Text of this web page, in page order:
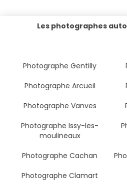
Les photographes
Photographe Gentilly
Photographe Arcueil
Photographe Vanves
Photographe Issy-les-
moulineaux
Photographe Cachan
Photographe Clamart